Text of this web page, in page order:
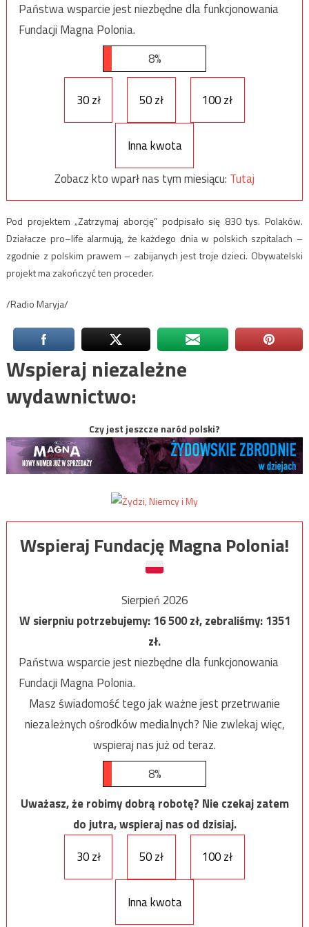
Państwa wsparcie jest niezbędne dla funkcjonowania
Fundacji Magna Polonia.
8%
30 zł 50 zł 100 zł
Inna kwota
Zobacz kto wparł nas tym miesiącu: Tutaj
Pod projektem „Zatrzymaj aborcję” podpisało się 830 tys. Polaków.
Działacze pro–life alarmują, że każdego dnia w polskich szpitalach –
zgodnie z polskim prawem – zabijanych jest troje dzieci. Obywatelski
projekt ma zakończyć ten proceder.
/Radio Maryja/
Wspieraj niezależne
wydawnictwo:
Czy jest jeszcze naród polski?
Wspieraj Fundację Magna Polonia!
Sierpień 2026
W sierpniu potrzebujemy:16 500zł, zebraliśmy:1351
zł.
Państwa wsparcie jest niezbędne dla funkcjonowania
Fundacji Magna Polonia.
Masz świadomość tego jak ważne jest przetrwanie
niezależnych ośrodków medialnych? Nie zwlekaj więc,
wspieraj nas już od teraz.
8%
Uważasz, że robimy dobrą robotę? Nie czekaj zatem
do jutra, wspieraj nas od dzisiaj.
30 zł
50 zł 100 zł
Inna kwota